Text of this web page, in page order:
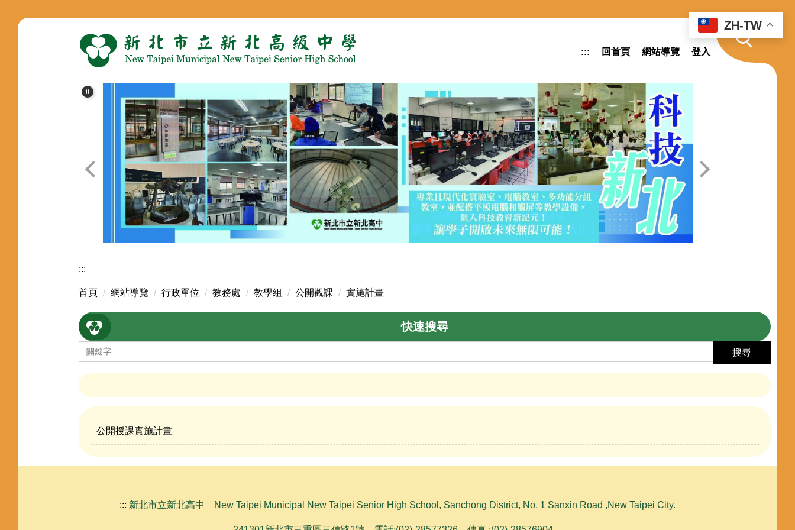
ZH-TW
::: 回首頁 網站導覽 登入
:::
首頁 網站導覽 行政單位 教務處 教學組 公開觀課 實施計畫
快速搜尋
搜尋
公開授課實施計畫
::: 新北市立新北高中 New Taipei Municipal New Taipei Senior High School, Sanchong District, No. 1 Sanxin Road ,New Taipei City.